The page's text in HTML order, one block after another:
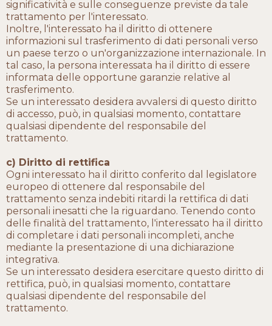
significatività e sulle conseguenze previste da tale
trattamento per l'interessato.
Inoltre, l'interessato ha il diritto di ottenere
informazioni sul trasferimento di dati personali verso
un paese terzo o un'organizzazione internazionale. In
tal caso, la persona interessata ha il diritto di essere
informata delle opportune garanzie relative al
trasferimento.
Se un interessato desidera avvalersi di questo diritto
di accesso, può, in qualsiasi momento, contattare
qualsiasi dipendente del responsabile del
trattamento.
c) Diritto di rettifica
Ogni interessato ha il diritto conferito dal legislatore
europeo di ottenere dal responsabile del
trattamento senza indebiti ritardi la rettifica di dati
personali inesatti che la riguardano. Tenendo conto
delle finalità del trattamento, l'interessato ha il diritto
di completare i dati personali incompleti, anche
mediante la presentazione di una dichiarazione
integrativa.
Se un interessato desidera esercitare questo diritto di
rettifica, può, in qualsiasi momento, contattare
qualsiasi dipendente del responsabile del
trattamento.